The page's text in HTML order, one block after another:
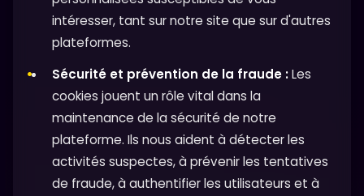
intéresser, tant sur notre site que sur d'autres
plateformes.
Sécurité et prévention de la fraude :Les
cookies jouent un rôle vital dans la
maintenance de la sécurité de notre
plateforme. Ils nous aident à détecter les
activités suspectes, à prévenir les tentatives
de fraude, à authentifier les utilisateurs et à